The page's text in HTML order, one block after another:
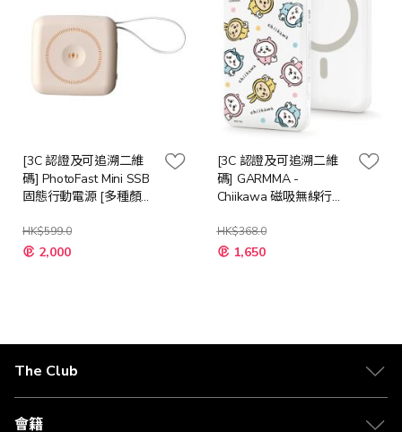
[3C 認證及可追溯二維
碼] PhotoFast Mini SSB
固態行動電源 [多種顏
HK$599.0
2,000
[3C 認證及可追溯二維
碼] GARMMA -
Chiikawa 磁吸無線行動
混色]
HK$368.0
1,650
The Club
關於 The Club
合作夥伴
會籍